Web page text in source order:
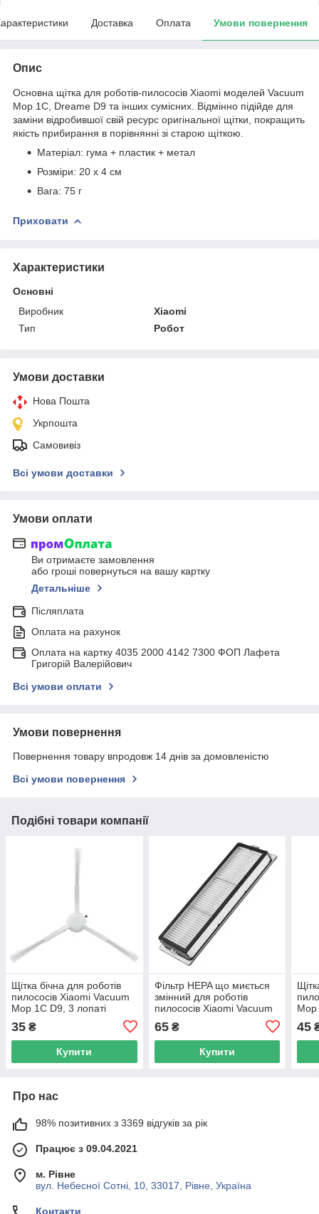
Доставка Оплата Умови повернення
Опис
Основна щітка для роботів-пилососів Xiaomi моделей Vacuum
Mop 1C, Dreame D9 та інших сумісних. Відмінно підійде для
заміни відробившої свій ресурс оригінальної щітки, покращить
якість прибирання в порівнянні зі старою щіткою.
Матеріал: гума + пластик + метал
Розміри: 20 x 4 см
Вага: 75 г
Приховати
Характеристики
Основні
Виробник
Xiaomi
Тип
Робот
Умови доставки
Нова Пошта
Укрпошта
Самовивіз
Всі умови доставки
Умови оплати
Ви отримаєте замовлення
або гроші повернуться на вашу картку
Детальніше
Післяплата
Оплата на рахунок
Оплата на картку 4035 2000 4142 7300 ФОП Лафета
Григорій Валерійович
Всі умови оплати
Умови повернення
Повернення товару впродовж 14 днів за домовленістю
Всі умови повернення
Подібні товари компанії
Щітка бічна для роботів
пилососів Xiaomi Vacuum
Mop 1C D9, 3 лопаті
35 ₴
Купити
Фільтр HEPA що миється
змінний для роботів
пилососів Xiaomi Vacuum
65₴
Купити
45
Про нас
98% позитивних з 3369 відгуків за рік
Працює з 09.04.2021
м. Рівне
вул. Небесної Сотні, 10, 33017, Рівне, Україна
Контакти